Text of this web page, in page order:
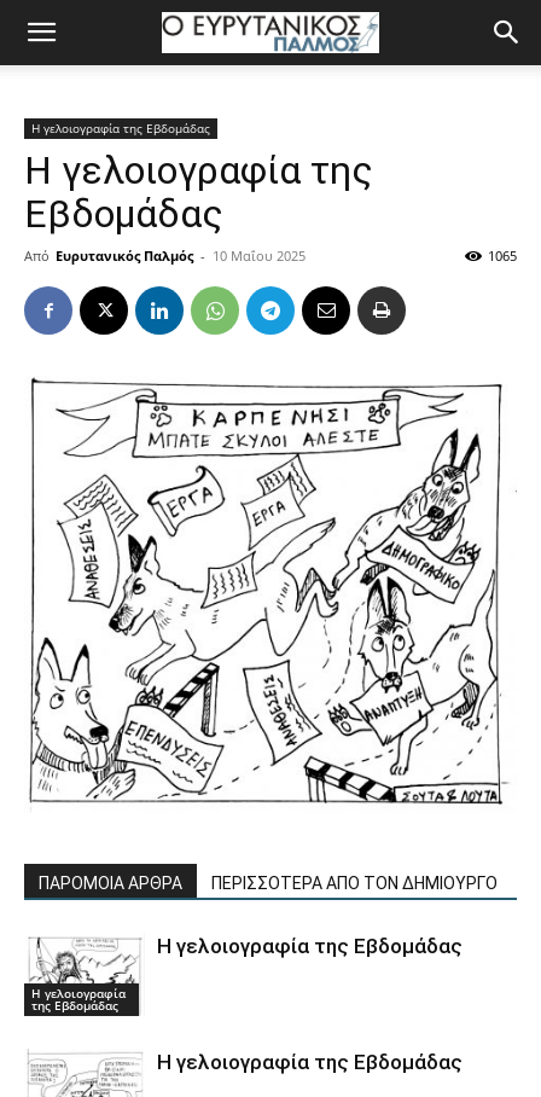
Η γελοιογραφία της Εβδομάδας
Η γελοιογραφία της
Εβδομάδας
Από Ευρυτανικός Παλμός - 10 Μαΐου 2025 1065
ΠΑΡΟΜΟΙΑ ΑΡΘΡΑ ΠΕΡΙΣΣΟΤΕΡΑ ΑΠΟ ΤΟΝ ΔΗΜΙΟΥΡΓΟ
Η γελοιογραφία
της Εβδομάδας
Η γελοιογραφία της Εβδομάδας
Η γελοιογραφία της Εβδομάδας